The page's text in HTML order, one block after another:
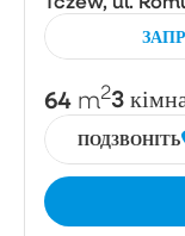
64 m23
ПОДЗВОНІТЬ